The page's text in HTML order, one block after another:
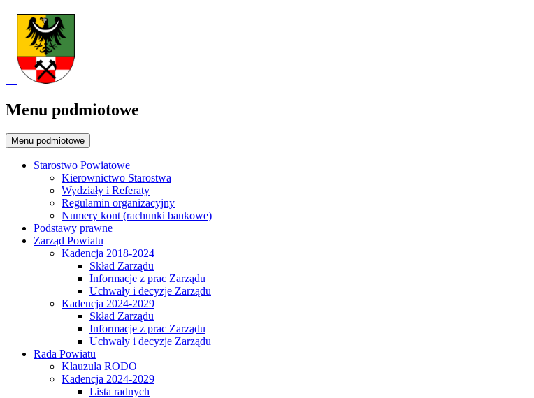
Menu podmiotowe
Menu podmiotowe
Starostwo Powiatowe
Kierownictwo Starostwa
Wydziały i Referaty
Regulamin organizacyjny
Numery kont (rachunki bankowe)
Podstawy prawne
Zarząd Powiatu
Kadencja 2018-2024
Skład Zarządu
Informacje z prac Zarządu
Uchwały i decyzje Zarządu
Kadencja 2024-2029
Skład Zarządu
Informacje z prac Zarządu
Uchwały i decyzje Zarządu
Rada Powiatu
Klauzula RODO
Kadencja 2024-2029
Lista radnych